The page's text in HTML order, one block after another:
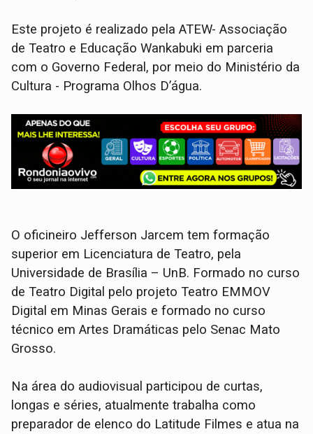
Este projeto é realizado pela ATEW- Associação
de Teatro e Educação Wankabuki em parceria
com o Governo Federal, por meio do Ministério da
Cultura - Programa Olhos D’água.
O oficineiro Jefferson Jarcem tem formação
superior em Licenciatura de Teatro, pela
Universidade de Brasília – UnB. Formado no curso
de Teatro Digital pelo projeto Teatro EMMOV
Digital em Minas Gerais e formado no curso
técnico em Artes Dramáticas pelo Senac Mato
Grosso.
Na área do audiovisual participou de curtas,
longas e séries, atualmente trabalha como
preparador de elenco do Latitude Filmes e atua na